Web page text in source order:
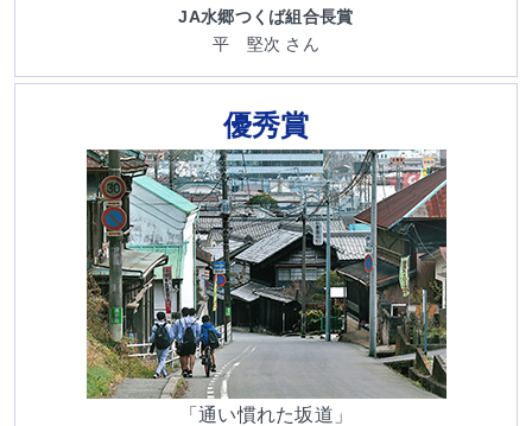
JA水郷つくば組合長賞
平 堅次 さん
優秀賞
「通い慣れた坂道」